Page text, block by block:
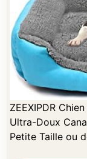
ZEEXIPDR
Ultra-Doux
Petite Taille ou